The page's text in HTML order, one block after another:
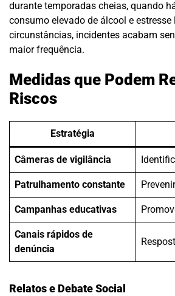
durante temporadas cheias, quando
consumo elevado de álcool e
circunstâncias, incidentes acabam
maior frequência.
Medidas que Podem
Riscos
Estratégia
Câmeras de vigilância
Patrulhamento constante
Campanhas educativas
Canais rápidos de
denúncia
Relatos e Debate Social